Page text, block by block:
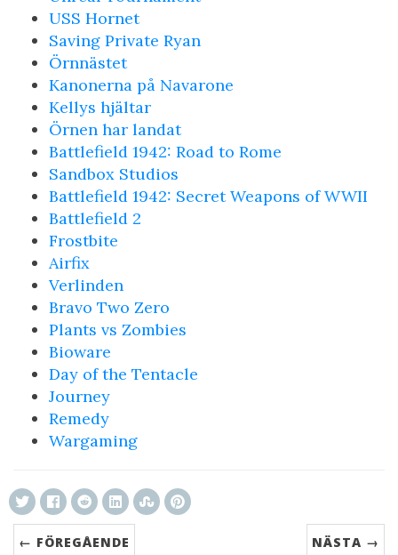
USS Hornet
Saving Private Ryan
Örnnästet
Kanonerna på Navarone
Kellys hjältar
Örnen har landat
Battlefield 1942: Road to Rome
Sandbox Studios
Battlefield 1942: Secret Weapons of WWII
Battlefield 2
Frostbite
Airfix
Verlinden
Bravo Two Zero
Plants vs Zombies
Bioware
Day of the Tentacle
Journey
Remedy
Wargaming
← FÖREGÅENDE NÄSTA →